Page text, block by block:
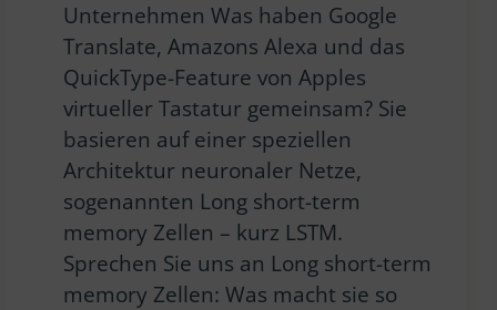
Unternehmen Was haben Google
Translate, Amazons Alexa und das
QuickType-Feature von Apples
virtueller Tastatur gemeinsam? Sie
basieren auf einer speziellen
Architektur neuronaler Netze,
sogenannten Long short-term
memory Zellen – kurz LSTM.
Sprechen Sie uns an Long short-term
memory Zellen: Was macht sie so